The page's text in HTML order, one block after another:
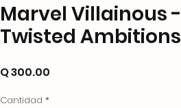
Marvel Villainous -
Twisted Ambitions
Q 300.00
Cantidad *